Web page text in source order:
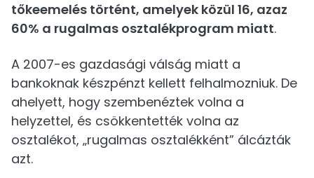
tőkeemelés történt, amelyek közül 16, azaz
60% a rugalmas osztalékprogram miatt.
A 2007-es gazdasági válság miatt a
bankoknak készpénzt kellett felhalmozniuk. De
ahelyett, hogy szembenéztek volna a
helyzettel, és csökkentették volna az
osztalékot, „rugalmas osztalékként” álcázták
azt.